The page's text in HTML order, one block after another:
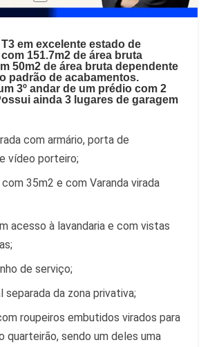
em excelente estado de
151.7m2 de área bruta
50m2 de área bruta dependente
padrão de acabamentos.
3º andar de um prédio com 2
ainda 3 lugares de garagem
com armário, porta de
vídeo porteiro;
35m2 e com Varanda virada
acesso à lavandaria e com vistas
de serviço;
separada da zona privativa;
roupeiros embutidos virados para
quarteirão, sendo um deles uma